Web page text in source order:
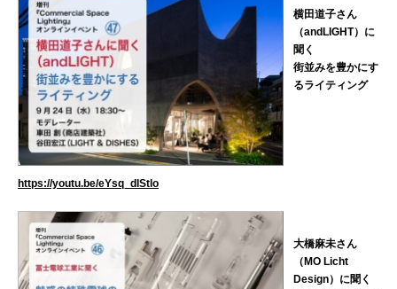
横田道子さん
（andLIGHT）に
聞く
街並みを豊かにす
るライティング
https://youtu.be/eYsq_dIStlo
大橋麻未さん
（MO Licht
Design）に聞く